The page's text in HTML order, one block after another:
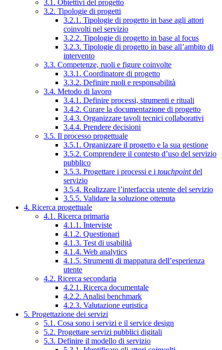
3.1. Obiettivi del progetto
3.2. Tipologie di progetti
3.2.1. Tipologie di progetto in base agli attori
coinvolti nel servizio
3.2.2. Tipologie di progetto in base al focus
3.2.3. Tipologie di progetto in base all’ambito di
intervento
3.3. Competenze, ruoli e figure coinvolte
3.3.1. Coordinatore di progetto
3.3.2. Definire ruoli e responsabilità
3.4. Metodo di lavoro
3.4.1. Definire processi, strumenti e rituali
3.4.2. Curare la documentazione di progetto
3.4.3. Organizzare tavoli tecnici collaborativi
3.4.4. Prendere decisioni
3.5. Il processo progettuale
3.5.1. Organizzare il progetto e la sua gestione
3.5.2. Comprendere il contesto d’uso del servizio
pubblico
3.5.3. Progettare i processi e i touchpointdel
servizio
3.5.4. Realizzare l’interfaccia utente del servizio
3.5.5. Validare la soluzione ottenuta
4. Ricerca progettuale
4.1. Ricerca primaria
4.1.1. Interviste
4.1.2. Questionari
4.1.3. Test di usabilità
4.1.4. Web analytics
4.1.5. Strumenti di mappatura dell’esperienza
utente
4.2. Ricerca secondaria
4.2.1. Ricerca documentale
4.2.2. Analisi benchmark
4.2.3. Valutazione euristica
5. Progettazione dei servizi
5.1. Cosa sono i servizi e il service design
5.2. Progettare servizi pubblici digitali
5.3. Definire il modello di servizio